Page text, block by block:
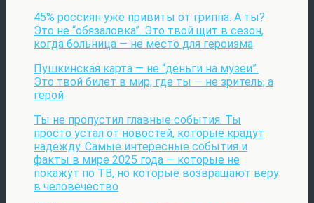
45% россиян уже привиты от гриппа. А ты?
Это не “обязаловка”. Это твой щит в сезон,
когда больница — не место для героизма
Пушкинская карта — не “деньги на музеи”.
Это твой билет в мир, где ты — не зритель, а
герой
Ты не пропустил главные события. Ты
просто устал от новостей, которые крадут
надежду. Самые интересные события и
факты в мире 2025 года — которые не
покажут по ТВ, но которые возвращают веру
в человечество